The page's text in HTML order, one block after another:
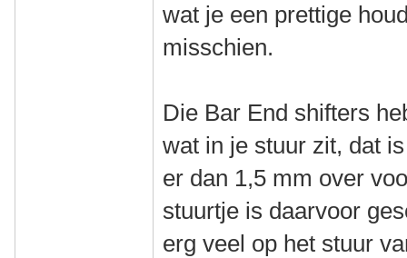
wat je een prettige
misschien.
Die Bar End shifters
wat in je stuur zit, dat
er dan 1,5 mm over
stuurtje is daarvoor
erg veel op het stuur